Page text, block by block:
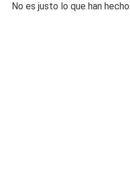
No es justo lo que han